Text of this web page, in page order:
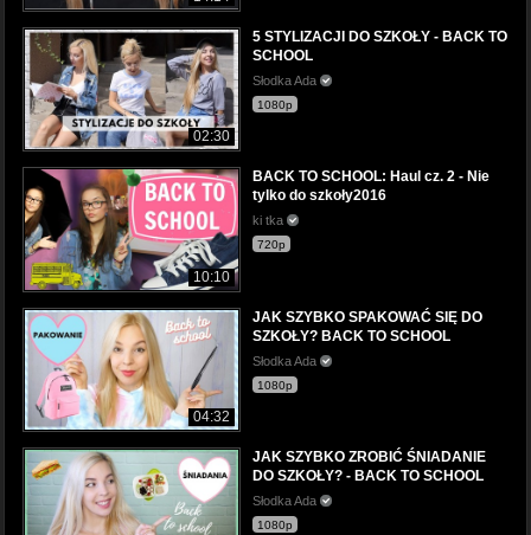
02:30
5 STYLIZACJI DO SZKOŁY - BACK TO
SCHOOL
Słodka Ada
1080p
10:10
BACK TO SCHOOL: Haul cz. 2 - Nie
tylko do szkoły2016
ki tka
720p
04:32
JAK SZYBKO SPAKOWAĆ SIĘ DO
SZKOŁY? BACK TO SCHOOL
Słodka Ada
1080p
JAK SZYBKO ZROBIĆ ŚNIADANIE
DO SZKOŁY? - BACK TO SCHOOL
Słodka Ada
1080p